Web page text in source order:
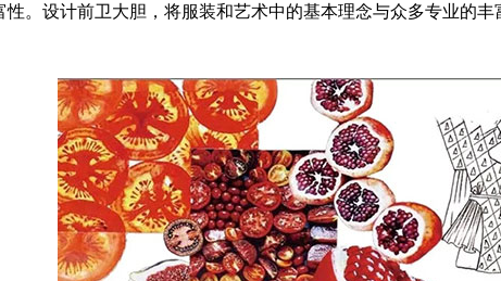
。设计前卫大胆，将服装和艺术中的基本理念与众多专业的